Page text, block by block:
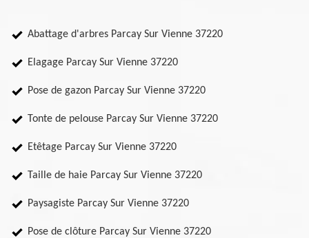
Abattage d'arbres Parcay Sur Vienne 37220
Elagage Parcay Sur Vienne 37220
Pose de gazon Parcay Sur Vienne 37220
Tonte de pelouse Parcay Sur Vienne 37220
Etêtage Parcay Sur Vienne 37220
Taille de haie Parcay Sur Vienne 37220
Paysagiste Parcay Sur Vienne 37220
Pose de clôture Parcay Sur Vienne 37220